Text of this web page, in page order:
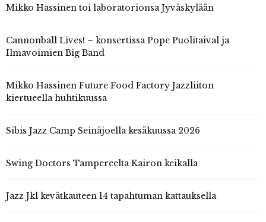
Mikko Hassinen toi laboratorionsa Jyväskylään
Cannonball Lives! – konsertissa Pope Puolitaival ja
Ilmavoimien Big Band
Mikko Hassinen Future Food Factory Jazzliiton
kiertueella huhtikuussa
Sibis Jazz Camp Seinäjoella kesäkuussa 2026
Swing Doctors Tampereelta Kairon keikalla
Jazz Jkl kevätkauteen 14 tapahtuman kattauksella